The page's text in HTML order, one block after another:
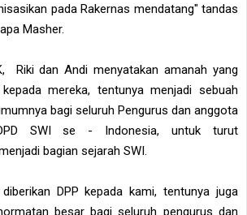
pada Rakernas mendatang" tandas
Masher.
Riki dan Andi menyatakan amanah yang
mereka, tentunya menjadi sebuah
bagi seluruh Pengurus dan anggota
SWI se - Indonesia, untuk turut
bagian sejarah SWI.
DPP kepada kami, tentunya juga
besar bagi seluruh pengurus dan